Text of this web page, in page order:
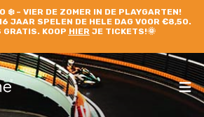
❄️ – VIER DE ZOMER IN DE PLAYGARTEN!
JAAR SPELEN DE HELE DAG VOOR €8,50.
GRATIS. KOOP HIERJE TICKETS!🌞